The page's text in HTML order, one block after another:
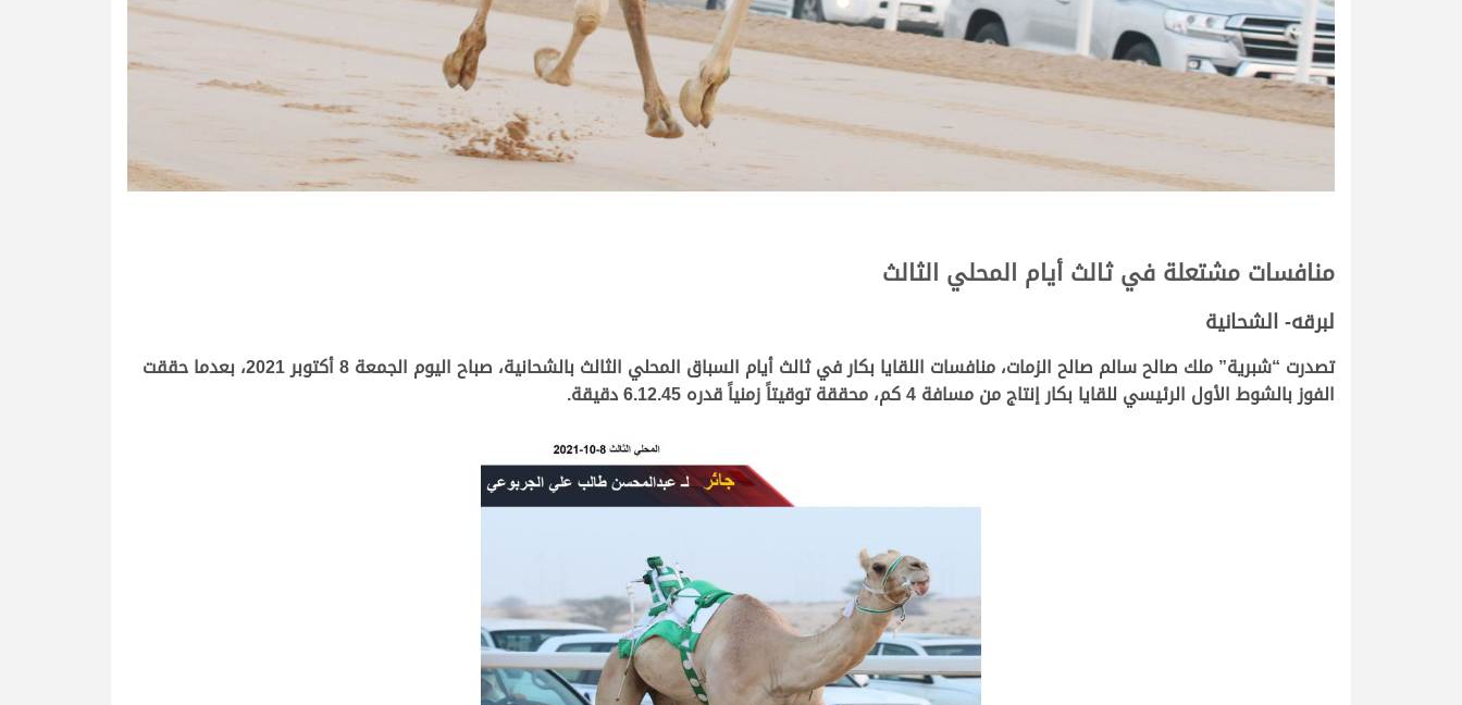
منافسات مشتعلة في ثالث أيام المحلي الثالث
لبرقه- الشحانية
تصدرت “شبرية” ملك صالح سالم صالح الزمات، منافسات اللقايا بكار في ثالث أيام السباق المحلي الثالث بالشحانية، صباح اليوم الجمعة 8 أكتوبر 2021، بعدما حققت
الفوز بالشوط الأول الرئيسي للقايا بكار إنتاج من مسافة 4 كم، محققة توقيتاً زمنياً قدره 6.12.45 دقيقة.